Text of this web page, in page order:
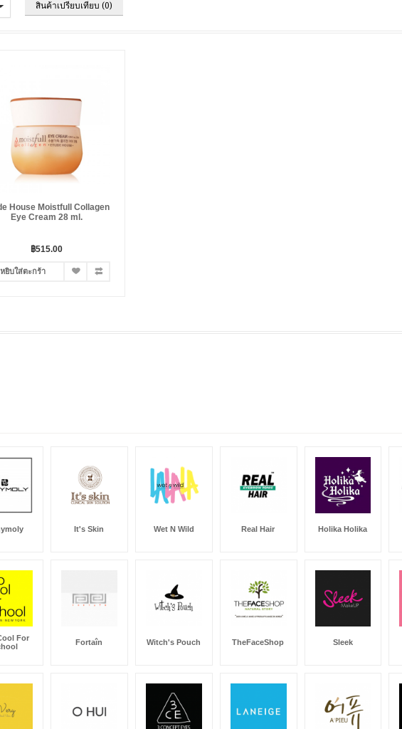
สินค้าเปรียบเทียบ (0)
House Moistfull Collagen
Eye Cream 28 ml.
฿515.00
หยิบใส่ตะกร้า
It's Skin Wet N Wild Real Hair Holika Holika
For
Fortaîn Witch's Pouch TheFaceShop Sleek